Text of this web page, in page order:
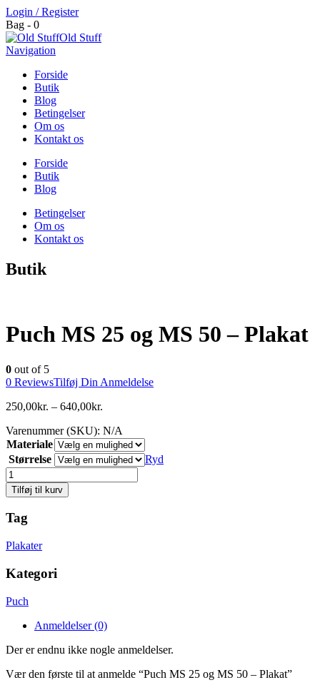
Login / Register
Bag - 0
Old Stuff
Navigation
Forside
Butik
Blog
Betingelser
Om os
Kontakt os
Forside
Butik
Blog
Betingelser
Om os
Kontakt os
Butik
Puch MS 25 og MS 50 – Plakat
0 out of 5
0 ReviewsTilføj Din Anmeldelse
250,00kr. – 640,00kr.
Varenummer (SKU): N/A
Materiale
Størrelse
Ryd
Antal
Tilføj til kurv
Tag
Plakater
Kategori
Puch
Anmeldelser (0)
Der er endnu ikke nogle anmeldelser.
Vær den første til at anmelde “Puch MS 25 og MS 50 – Plakat”